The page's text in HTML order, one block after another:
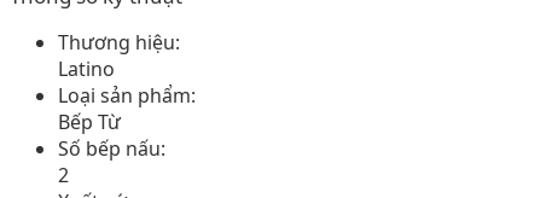
Thương hiệu:
Latino
Loại sản phẩm:
Bếp Từ
Số bếp nấu:
2